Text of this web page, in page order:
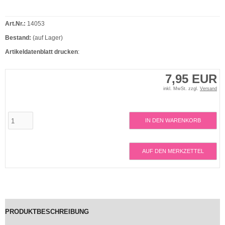
7,95 EUR
inkl. MwSt. zzgl. Versand
IN DEN WARENKORB
AUF DEN MERKZETTEL
Art.Nr.: 14053
Bestand: (auf Lager)
Artikeldatenblatt drucken:
PRODUKTBESCHREIBUNG